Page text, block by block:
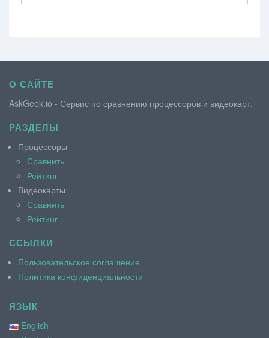
О САЙТЕ
AskGeek.io - Сервис по сравнению процессоров и видеокарт.
РАЗДЕЛЫ
Процессоры
Сравнить
Рейтинг
Видеокарты
Сравнить
Рейтинг
ССЫЛКИ
Пользовательское соглашение
Политика конфиденциальности
ЯЗЫК
English